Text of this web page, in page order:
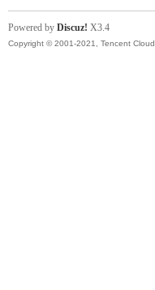
Powered by Discuz! X3.4
Copyright © 2001-2021, Tencent Cloud.